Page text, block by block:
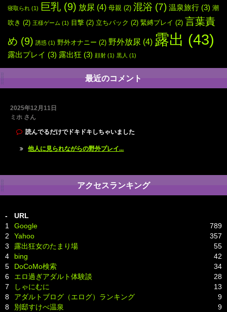
寝取られ (1) 巨乳 (9) 放尿 (4) 母親 (2) 混浴 (7) 温泉旅行 (3) 潮
吹き (2) 王様ゲーム (1) 目撃 (2) 立ちバック (2) 緊縛プレイ (2) 言葉責
め (9) 誘惑 (1) 野外オナニー (2) 野外放尿 (4) 露出 (43)
露出プレイ (3) 露出狂 (3) 顔射 (1) 黒人 (1)
最近のコメント
2025年12月11日
ミホ さん
読んでるだけでドキドキしちゃいました
他人に見られながらの野外プレイ...
アクセスランキング
-
URL
1
Google
789
2
Yahoo
357
3
露出狂女のたまり場
55
4
bing
42
5
DoCoMo検索
34
6
エロ過ぎアダルト体験談
28
7
しゃにむに
13
8
アダルトブログ（エログ）ランキング
9
8
別邸すけべ温泉
9